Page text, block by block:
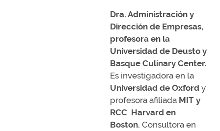
Dra. Administración y
Dirección de Empresas,
profesora en la
Universidad de Deusto y
Basque Culinary Center.
Es investigadora en la
Universidad de Oxford y
profesora afiliada MIT y
RCC Harvard en
Boston. Consultora en